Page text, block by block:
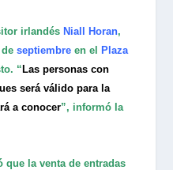
irlandés Niall Horan,
deseptiembre en el
Plaza
“ Las personas con
será válido para la
a conocer”, informó la
la venta de entradas